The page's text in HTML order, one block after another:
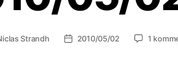
Strandh Inläggsdatum
2010/05/02 1